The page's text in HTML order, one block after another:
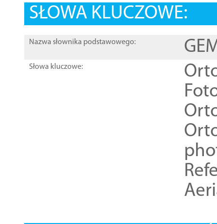
SŁOWA KLUCZOWE:
Nazwa słownika podstawowego:
Słowa kluczowe: